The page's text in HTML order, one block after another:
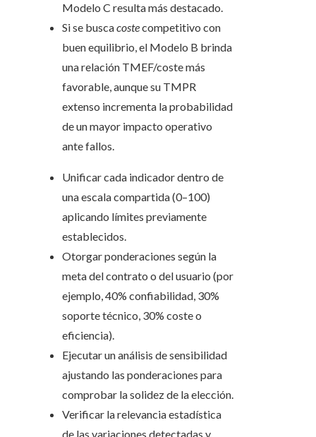
Modelo C resulta más destacado.
Si se buscacostecompetitivo con
buen equilibrio, el Modelo B brinda
una relación TMEF/coste más
favorable, aunque su TMPR
extenso incrementa la probabilidad
de un mayor impacto operativo
ante fallos.
Unificar cada indicador dentro de
una escala compartida (0–100)
aplicando límites previamente
establecidos.
Otorgar ponderaciones según la
meta del contrato o del usuario (por
ejemplo, 40% confiabilidad, 30%
soporte técnico, 30% coste o
eficiencia).
Ejecutar un análisis de sensibilidad
ajustando las ponderaciones para
comprobar la solidez de la elección.
Verificar la relevancia estadística
de las variaciones detectadas y